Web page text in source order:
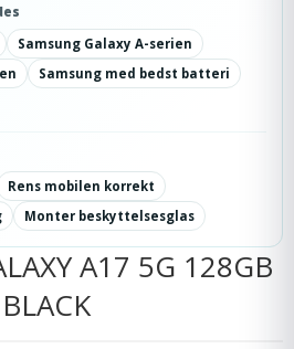
Samsung Galaxy A-serien
Samsung med bedst batteri
Rens mobilen korrekt
Monter beskyttelsesglas
A17 5G 128GB
BLACK